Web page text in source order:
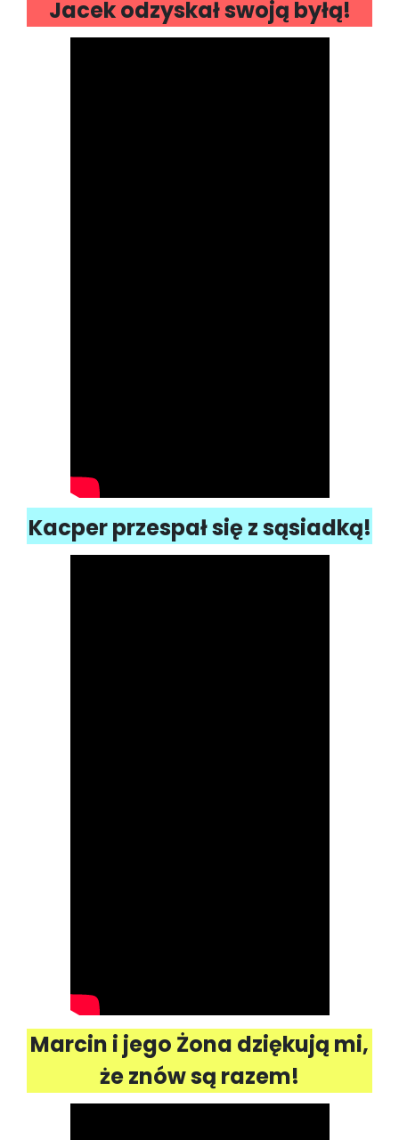
Jacek odzyskał swoją byłą!
Kacper przespał się z sąsiadką!
Marcin i jego Żona dziękują mi,
że znów są razem!